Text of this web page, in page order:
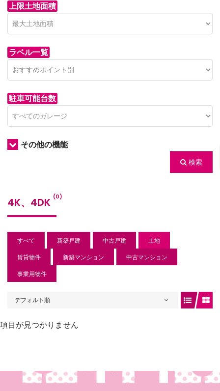
上限土地面積
ラベル一覧
駐車可能台数
その他の機能
検索
4K、4DK (0)
すべて 新築戸建 中古戸建
土地
賃貸物件
新築マンション
中古マンション
事業用物件
デフォルト順
項目が見つかりません
top-
top-